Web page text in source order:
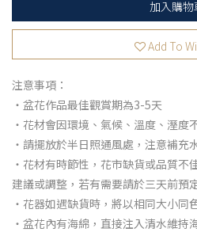
加入購物
Add To
注意事項：
・盆花作品最佳觀賞期為3-5天
・花材會因環境、氣候、溫度、溼度
・請擺放於半日照通風處，注意補充
・花材有時節性，花市缺貨或品質不
建議或調整，若有需要請於三天前預
・花器如遇缺貨時，將以相同大小同
・盆花內有海綿，直接注入清水維持